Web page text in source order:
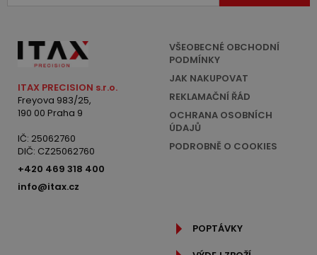
ITAX PRECISION s.r.o.
Freyova 983/25,
190 00 Praha 9
IČ: 25062760
DIČ: CZ25062760
+420 469 318 400
info@itax.cz
VŠEOBECNÉ OBCHODNÍ
PODMÍNKY
JAK NAKUPOVAT
REKLAMAČNÍ ŘÁD
OCHRANA OSOBNÍCH
ÚDAJŮ
PODROBNĚ O COOKIES
POPTÁVKY